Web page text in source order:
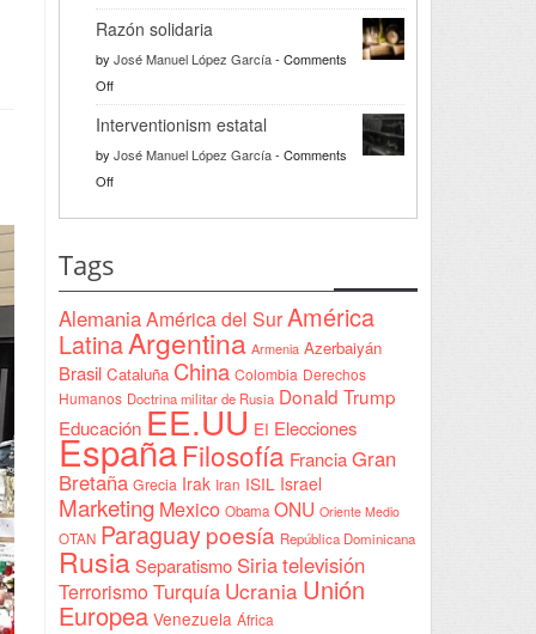
Türkiye
la
a
Yeda
Razón solidaria
by José Manuel López García- Comments
Offon
Razón
solidaria
Interventionism estatal
by José Manuel López García- Comments
Offon
Tags
AlemaniaAmérica del SurAmérica
LatinaArgentina Armenia Azerbaiyán
Brasil Cataluña China Colombia Derechos
Humanos Doctrina militar de Rusia Donald Trump
EducaciónEE.UU EI Elecciones
EspañaFilosofía FranciaGran
Bretaña Grecia Irak Iran ISIL Israel
Marketing Mexico Obama ONU Oriente Medio
OTAN Paraguaypoesía República Dominicana
RusiaSeparatismo Siriatelevisión
Terrorismo Turquía Ucrania Unión
Europea Venezuela África